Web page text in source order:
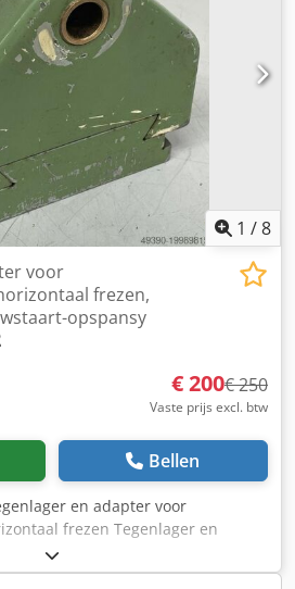
1 /8
voor
frezen,
opspansy
€ 200€ 250
Vaste prijs excl. btw
Bellen
en adapter voor
frezen Tegenlager en
freesmachine DECKEL
DECEL FP1 +